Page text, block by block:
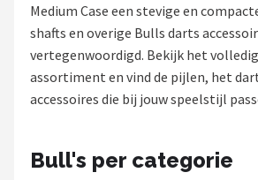
ABC Darts
Mission
Harrows
KOTO
Medium Case een stevige en
shafts en overige Bulls darts
vertegenwoordigd. Bekijk het
assortiment en vind de pijlen, het
accessoires die bij jouw speelstijl
Bull's per categorie